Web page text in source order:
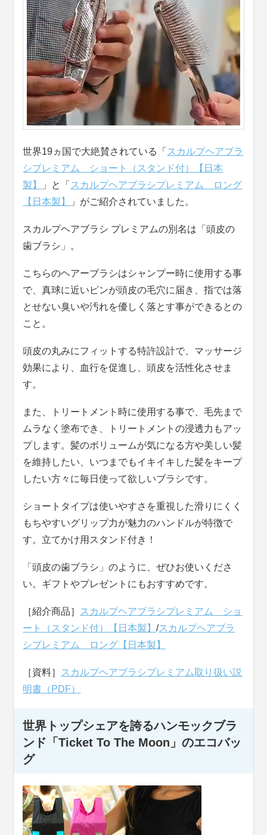
世界19ヵ国で大絶賛されている「 スカルプヘアブラ
シプレミアム ショート（スタンド付）【日本
製】
」と「 スカルプヘアブラシプレミアム ロング
【日本製】
」がご紹介されていました。
スカルプヘアブラシ プレミアムの別名は「頭皮の
歯ブラシ」。
こちらのヘアーブラシはシャンプー時に使用する事
で、真球に近いピンが頭皮の毛穴に届き、指では落
とせない臭いや汚れを優しく落とす事ができるとの
こと。
頭皮の丸みにフィットする特許設計で、マッサージ
効果により、血行を促進し、頭皮を活性化させま
す。
また、トリートメント時に使用する事で、毛先まで
ムラなく塗布でき、トリートメントの浸透力もアッ
プします。髪のボリュームが気になる方や美しい髪
を維持したい、いつまでもイキイキした髪をキープ
したい方々に毎日使って欲しいブラシです。
ショートタイプは使いやすさを重視した滑りにくく
もちやすいグリップ力が魅力のハンドルが特徴で
す。立てかけ用スタンド付き！
「頭皮の歯ブラシ」のように、ぜひお使いくださ
い。ギフトやプレゼントにもおすすめです。
［紹介商品］ スカルプヘアブラシプレミアム ショ
ート（スタンド付）【日本製】/スカルプヘアブラ
シプレミアム ロング【日本製】
［資料］ スカルプヘアブラシプレミアム取り扱い説
明書（PDF）
世界トップシェアを誇るハンモックブラ
ンド「Ticket To The Moon」のエコバッ
グ